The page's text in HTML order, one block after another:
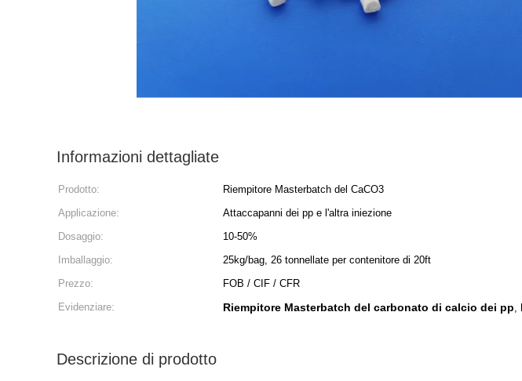
Informazioni dettagliate
Prodotto: Riempitore Masterbatch del CaCO3
Applicazione:
Attaccapanni dei pp e l'altra iniezione
Dosaggio:
10-50%
Imballaggio:
25kg/bag, 26 tonnellate per contenitore di 20ft
Prezzo:
FOB / CIF / CFR
Evidenziare:
Riempitore Masterbatch del carbonato di calcio dei pp,
Descrizione di prodotto